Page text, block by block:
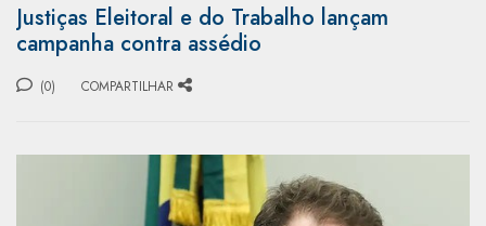
Justiças Eleitoral e do Trabalho lançam
campanha contra assédio
(0) COMPARTILHAR